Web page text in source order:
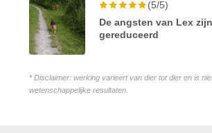
(5/5)
De angsten van Lex
gereduceerd
* Disclaimer: werking varieert van dier tot dier en is
wetenschappelijke resultaten.